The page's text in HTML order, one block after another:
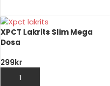
XPCT Lakrits Slim Mega
Dosa
299kr
LÄGG TILL I VARUKORG